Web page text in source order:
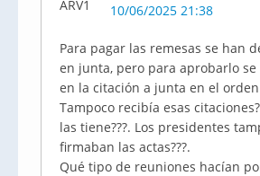
10/06/2025 21:38
Para pagar las remesas se han
en junta, pero para aprobarlo se
en la citación a junta en el
Tampoco recibía esas
las tiene???. Los presidentes
firmaban las actas???.
Qué tipo de reuniones hacían